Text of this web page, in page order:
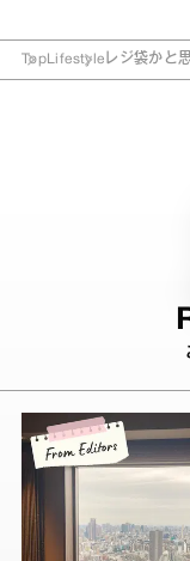
TopLifestyle レジ袋かと